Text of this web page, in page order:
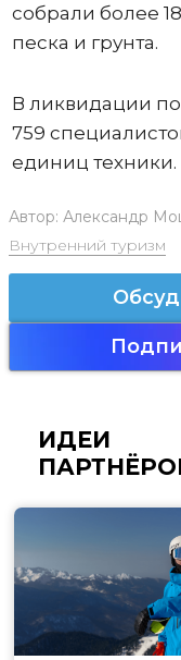
собрали более
песка и грунта.
В ликвидации
759
единиц техники.
Автор: Александр
Внутренний туризм
ИДЕИ